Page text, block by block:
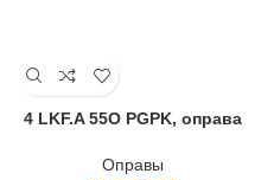
4 LKF.A 55O PGPK, оправа
Оправы